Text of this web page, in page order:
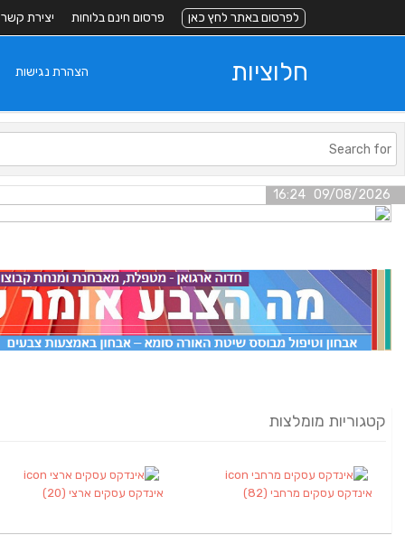
לפרסום באתר לחץ כאן פרסום חינם בלוחות יצירת קשר
חלוציות הצהרת נגישות
09/08/2026 16:24
קטגוריות מומלצות
אינדקס עסקים מרחבי (82) אינדקס עסקים ארצי (20)